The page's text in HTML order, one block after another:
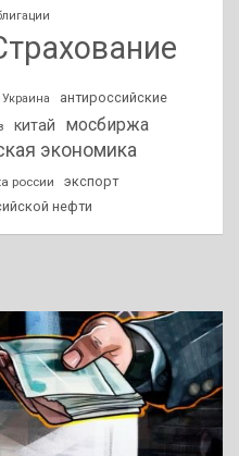
Украина
антироссийские
китай
мосбиржа
экономика
россии
экспорт
нефти